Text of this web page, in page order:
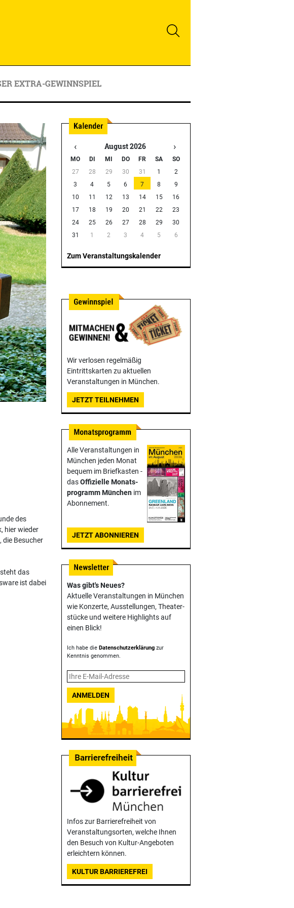
EXTRA-GEWINNSPIEL
des
hier wieder
die Besucher
das
ist dabei
‹ August 2026 ›
MO DI MI DO FR SA
SO
27
28 29 30 31 1
2
3
4 5 6 7 8
9
10
11 12 13 14 15
16
17
18 19 20 21 22
23
24
25 26 27 28 29
30
31
1 2 3 4 5 6
Zum Veranstaltungskalender
Wir verlosen regelmäßig
Eintrittskarten zu aktuellen
Veranstaltungen in München.
JETZT TEILNEHMEN
Alle Veranstaltungen in
München jeden Monat
bequem im Briefkasten -
dasOffizielle Monats­
programm München im
Abonnement.
JETZT ABONNIEREN
Was gibt's Neues?
Aktuelle Veranstaltungen in München
wie Konzerte, Ausstellungen, Theater­
stücke und weitere Highlights auf
einen Blick!
Ich habe die Datenschutzerklärung zur
Kenntnis genommen.
ANMELDEN
Infos zur Barrierefreiheit von
Veranstaltungsorten, welche Ihnen
den Besuch von Kultur-Angeboten
erleichtern können.
KULTUR BARRIEREFREI